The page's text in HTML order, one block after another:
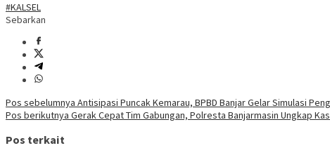
#KALSEL
Sebarkan
Navigasi
pos
Pos sebelumnya Antisipasi Puncak Kemarau, BPBD Banjar Gelar Simulasi
Pos berikutnya Gerak Cepat Tim Gabungan, Polresta Banjarmasin Ungkap
Pos terkait